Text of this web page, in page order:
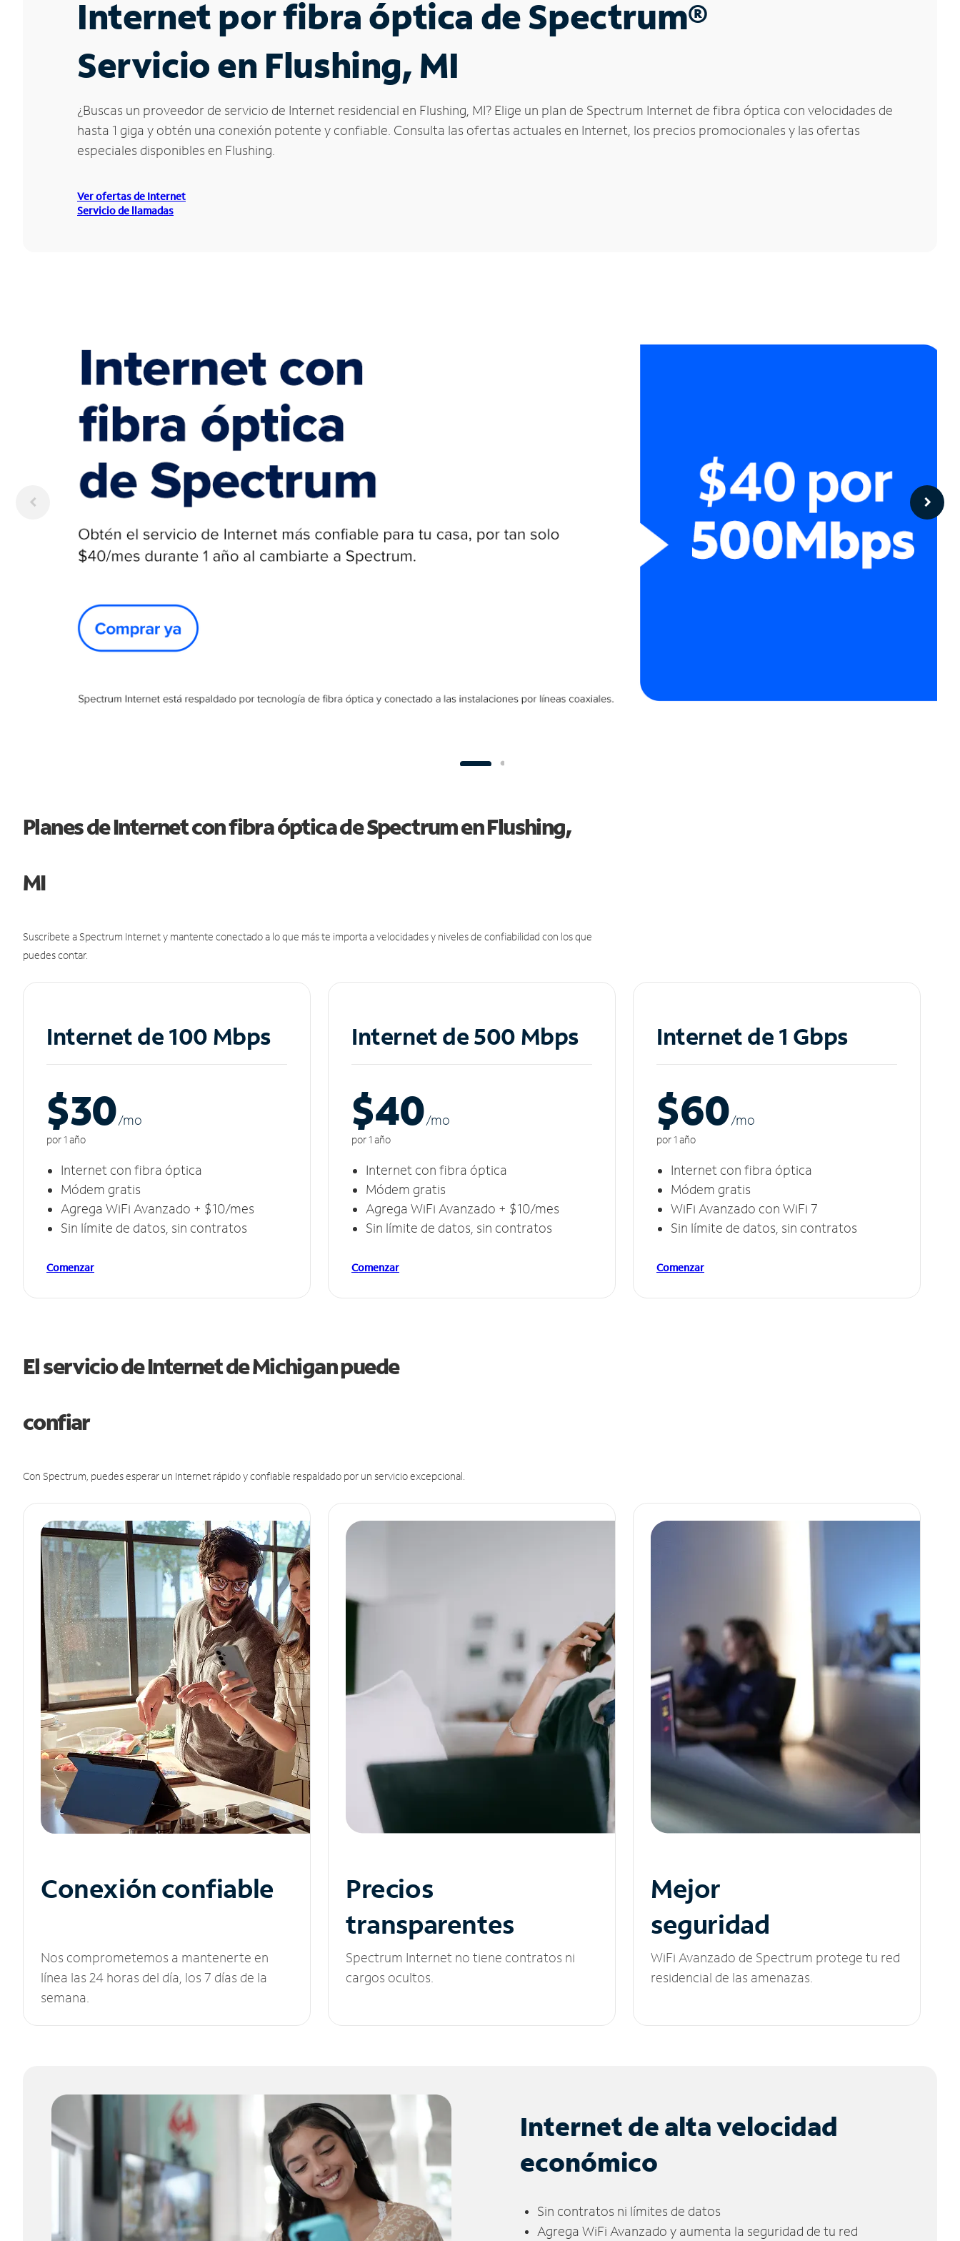
Internet por fibra óptica de Spectrum®
Servicio en Flushing, MI
¿Buscas un proveedor de servicio de Internet residencial en Flushing, MI? Elige un plan de Spectrum Internet de fibra óptica con velocidades de
hasta 1 giga y obtén una conexión potente y confiable. Consulta las ofertas actuales en Internet, los precios promocionales y las ofertas
especiales disponibles en Flushing.
Ver ofertas de Internet
Servicio de llamadas
Planes de Internet con fibra óptica de Spectrum en Flushing,
MI
Suscríbete a Spectrum Internet y mantente conectado a lo que más te importa a velocidades y niveles de confiabilidad con los que
puedes contar.
Internet de 100 Mbps
$30/mo
por 1 año
Internet con fibra óptica
Módem gratis
Agrega WiFi Avanzado + $10/mes
Sin límite de datos, sin contratos
Comenzar
Internet de 500 Mbps
$40/mo
por 1 año
Internet con fibra óptica
Módem gratis
Agrega WiFi Avanzado + $10/mes
Sin límite de datos, sin contratos
Comenzar
Internet de 1 Gbps
$60/mo
por 1 año
Internet con fibra óptica
Módem gratis
WiFi Avanzado con WiFi 7
Sin límite de datos, sin contratos
Comenzar
El servicio de Internet de Michigan puede
confiar
Con Spectrum, puedes esperar un Internet rápido y confiable respaldado por un servicio excepcional.
Conexión confiable
Nos comprometemos a mantenerte en
línea las 24 horas del día, los 7 días de la
semana.
Precios
transparentes
Spectrum Internet no tiene contratos ni
cargos ocultos.
Mejor
seguridad
WiFi Avanzado de Spectrum protege tu red
residencial de las amenazas.
Internet de alta velocidad
económico
Sin contratos ni límites de datos
Agrega WiFi Avanzado y aumenta la seguridad de tu red